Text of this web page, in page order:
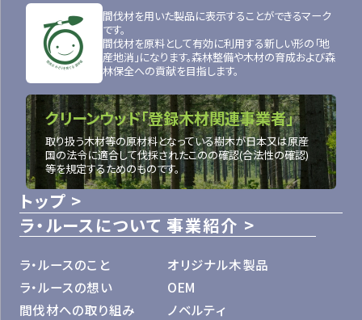
トップ
ラ・ルースについて
ラ・ルースのこと
ラ・ルースの想い
間伐材への取り組み
事業紹介
オリジナル木製品
OEM
ノベルティ
間伐材を用いた製品に表示することができるマーク
です。
間伐材を原料として有効に利用する新しい形の「地
産地消」になります。森林整備や木材の育成および森
林保全への貢献を目指します。
クリーンウッド「登録木材関連事業者」
取り扱う木材等の原材料となっている樹木が日本又は原産
国の法令に適合して伐採されたこのの確認(合法性の確認)
等を規定するためのものです。